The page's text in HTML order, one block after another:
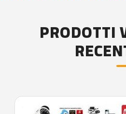
PRODOTTI